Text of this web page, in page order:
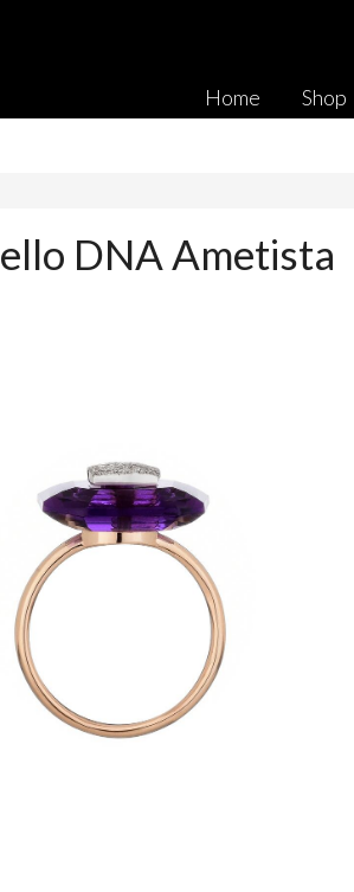
Home Shop
DNA Ametista